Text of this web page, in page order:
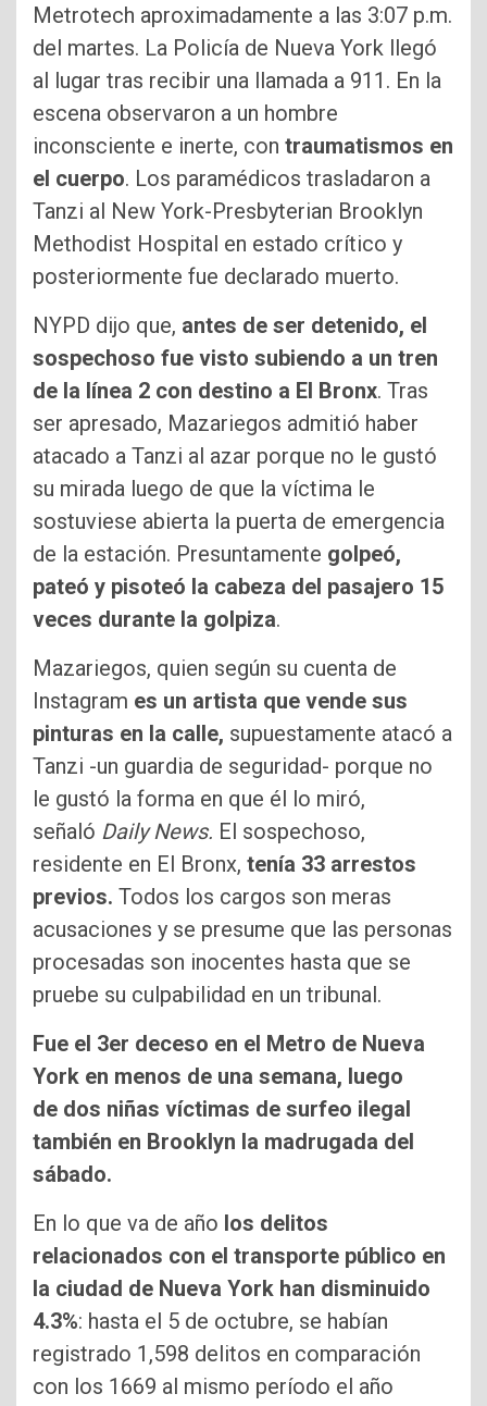
Metrotech aproximadamente a las 3:07 p.m.
del martes. La Policía de Nueva York llegó
al lugar tras recibir una llamada a 911. En la
escena observaron a un hombre
inconsciente e inerte, con traumatismos en
el cuerpo. Los paramédicos trasladaron a
Tanzi al New York-Presbyterian Brooklyn
Methodist Hospital en estado crítico y
posteriormente fue declarado muerto.
NYPD dijo que, antes de ser detenido, el
sospechoso fue visto subiendo a un tren
de la línea 2 con destino a El Bronx. Tras
ser apresado, Mazariegos admitió haber
atacado a Tanzi al azar porque no le gustó
su mirada luego de que la víctima le
sostuviese abierta la puerta de emergencia
de la estación. Presuntamente golpeó,
pateó y pisoteó la cabeza del pasajero 15
veces durante la golpiza.
Mazariegos, quien según su cuenta de
Instagram es un artista que vende sus
pinturas en la calle, supuestamente atacó a
Tanzi -un guardia de seguridad- porque no
le gustó la forma en que él lo miró,
señaló Daily News. El sospechoso,
residente en El Bronx, tenía 33 arrestos
previos. Todos los cargos son meras
acusaciones y se presume que las personas
procesadas son inocentes hasta que se
pruebe su culpabilidad en un tribunal.
Fue el 3er deceso en el Metro de Nueva
York en menos de una semana, luego
de dos niñas víctimas de surfeo ilegal
también en Brooklyn la madrugada del
sábado.
En lo que va de año los delitos
relacionados con el transporte público en
la ciudad de Nueva York han disminuido
4.3%: hasta el 5 de octubre, se habían
registrado 1,598 delitos en comparación
con los 1669 al mismo período el año